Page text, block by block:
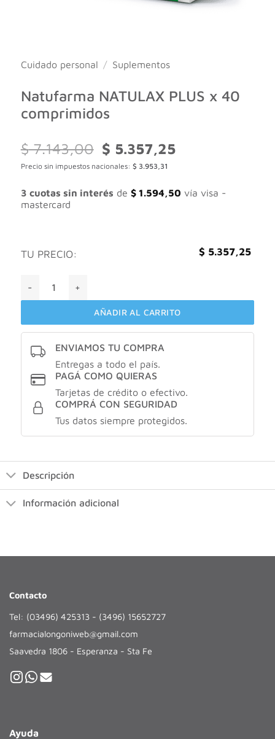
Cuidado personal / Suplementos
Natufarma NATULAX PLUS x 40
comprimidos
$7.143,00
El
precio
original
$ 7.143,00.
$ 5.357,25El
$ 5.357,25.
Precio sin impuestos nacionales: $ 3.953,31
3 cuotas sin interés de $1.594,50 vía visa -
mastercard
TU PRECIO: $ 5.357,25
Natufarma NATULAX PLUS x 40 comprimidos cantidad
AÑADIR AL CARRITO
ENVIAMOS TU COMPRA
Entregas a todo el país.
PAGÁ COMO QUIERAS
Tarjetas de crédito o efectivo.
COMPRÁ CON SEGURIDAD
Tus datos siempre protegidos.
Descripción
Información adicional
Contacto
Tel: (03496) 425313 - (3496) 15652727
farmacialongoniweb@gmail.com
Saavedra 1806 - Esperanza - Sta Fe
Ayuda